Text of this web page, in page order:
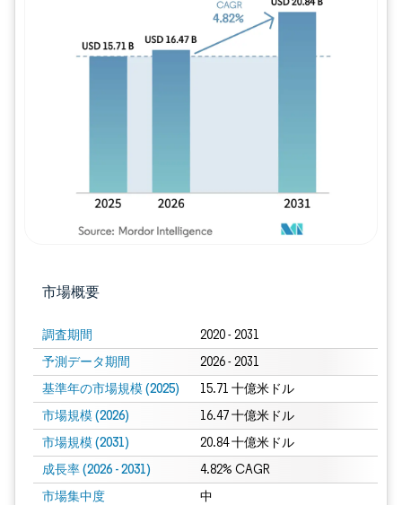
市場概要
調査期間 2020 - 2031
予測データ期間 2026 - 2031
基準年の市場規模 (2025) 15.71 十億米ドル
市場規模 (2026) 16.47 十億米ドル
市場規模 (2031) 20.84 十億米ドル
成長率 (2026 - 2031) 4.82% CAGR
市場集中度 中